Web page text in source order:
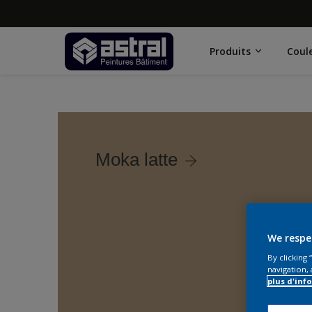
Produits
Moka latte
We
By clicking
navigation,
plus